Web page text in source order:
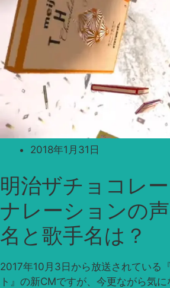
2018年1月31日
明治ザチョコレ
ナレーションの
名と歌手名は？
2017年10月3日から放送されている
ト』の新CMですが、今更ながら気